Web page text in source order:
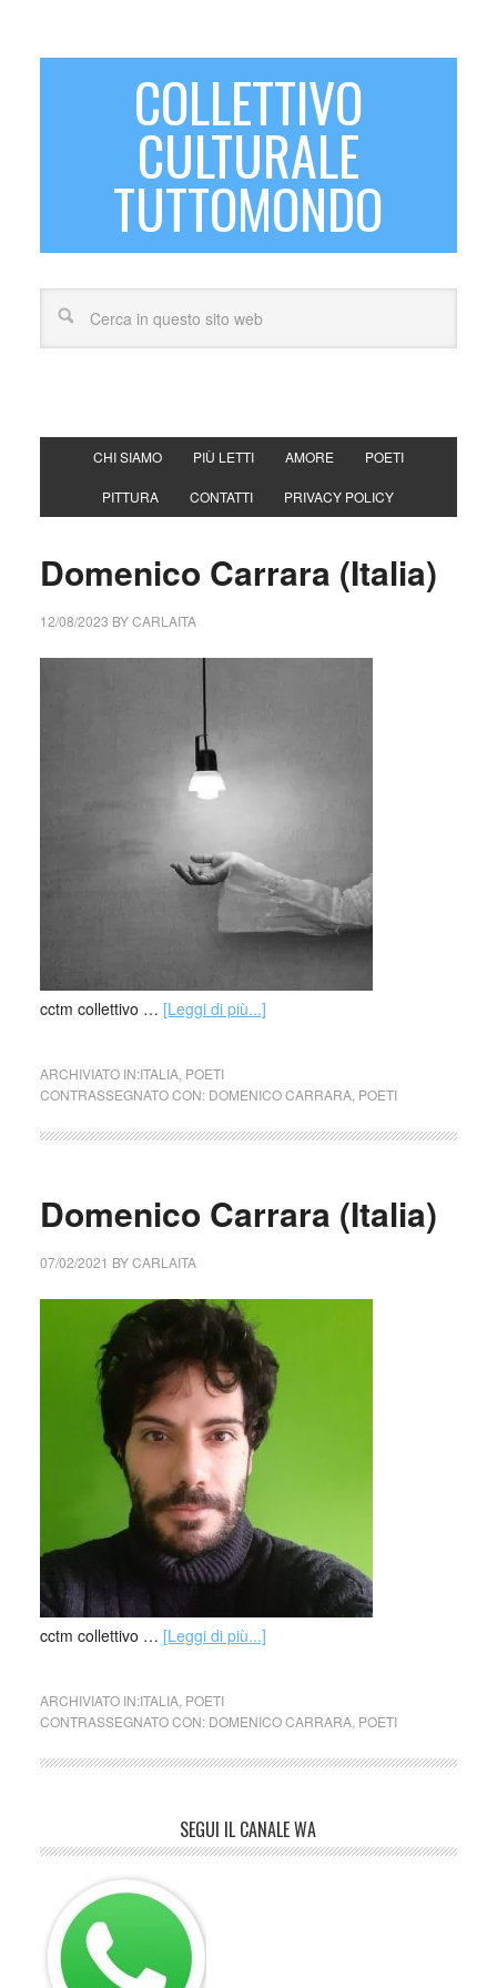
COLLETTIVO
CULTURALE
TUTTOMONDO
CHI SIAMO PIÙ LETTI AMORE POETI
PITTURA CONTATTI PRIVACY POLICY
Domenico Carrara (Italia)
12/08/2023 BYCARLAITA
cctm collettivo … [Leggi di più...]
ARCHIVIATO IN:ITALIA, POETI
CONTRASSEGNATO CON: DOMENICO CARRARA, POETI
Domenico Carrara (Italia)
07/02/2021 BYCARLAITA
cctm collettivo … [Leggi di più...]
ARCHIVIATO IN:ITALIA, POETI
CONTRASSEGNATO CON: DOMENICO CARRARA, POETI
SEGUI IL CANALE WA